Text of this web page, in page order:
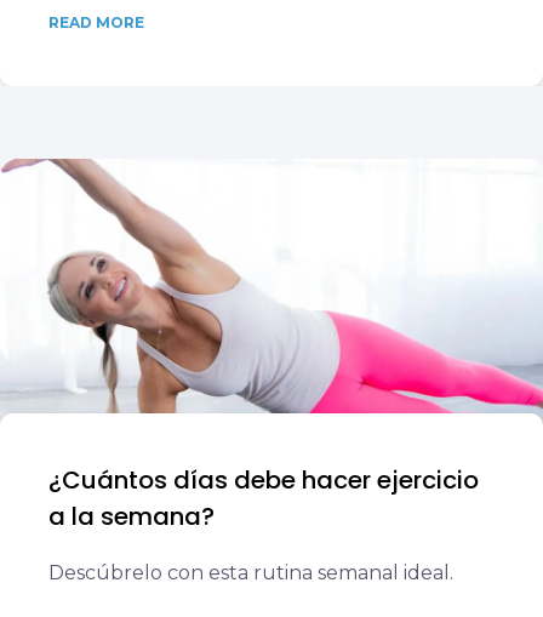
READ MORE
¿Cuántos días debe hacer ejercicio
a la semana?
Descúbrelo con esta rutina semanal ideal.